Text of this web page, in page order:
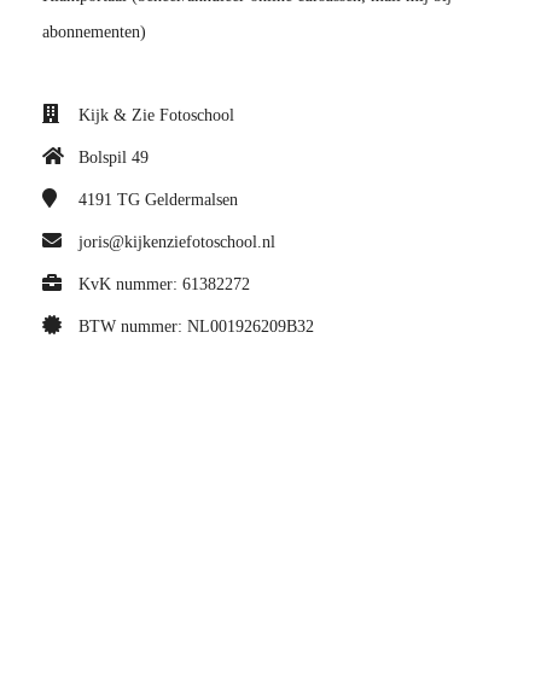
abonnementen)
Kijk & Zie Fotoschool
Bolspil 49
4191 TG Geldermalsen
joris@kijkenziefotoschool.nl
KvK nummer: 61382272
BTW nummer: NL001926209B32